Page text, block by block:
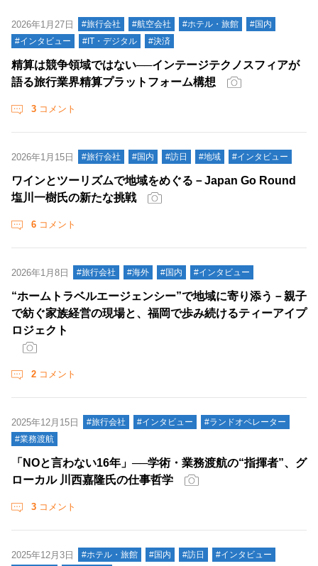
2026年1月27日 #旅行会社 #航空会社 #ホテル・旅館
#国内
#インタビュー
#IT・デジタル #決済
精算は競争領域ではない──インテージテクノスフィアが
語る旅行業界精算プラットフォーム構想
3 コメント
2026年1月15日 #旅行会社 #国内 #訪日 #地域 #インタビュー
ワインとツーリズムで地域をめぐる－Japan Go Round
塩川一樹氏の新たな挑戦
6 コメント
2026年1月8日 #旅行会社 #海外 #国内 #インタビュー
“ホームトラベルエージェンシー”で地域に寄り添う－親子
で紡ぐ家族経営の現場と、福岡で歩み続けるティーアイプ
ロジェクト
2 コメント
2025年12月15日 #旅行会社 #インタビュー
#ランドオペレーター
#業務渡航
「NOと言わない16年」──学術・業務渡航の“指揮者”、グ
ローカル 川西嘉隆氏の仕事哲学
3 コメント
2025年12月3日 #ホテル・旅館 #国内 #訪日
#インタビュー